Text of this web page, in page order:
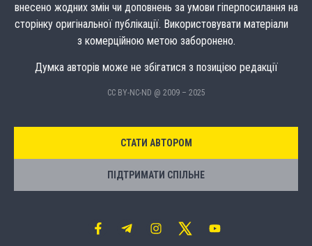
внесено жодних змін чи доповнень за умови гіперпосилання на
сторінку оригінальної публікації. Використовувати матеріали
з комерційною метою заборонено.
Думка авторів може не збігатися з позицією редакції
CC BY-NC-ND @ 2009 – 2025
СТАТИ АВТОРОМ
ПІДТРИМАТИ СПІЛЬНЕ